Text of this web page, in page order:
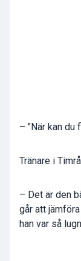
– "När kan du
Tränare i
– Det är den
går att
han var så